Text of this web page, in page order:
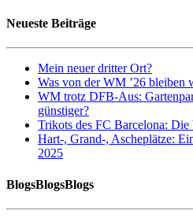
Neueste Beiträge
Mein neuer dritter Ort?
Was von der WM ’26 bleiben
WM trotz DFB-Aus:
günstiger?
Trikots des FC Barcelona:
Hart-, Grand-, Ascheplätze:
2025
BlogsBlogsBlogs